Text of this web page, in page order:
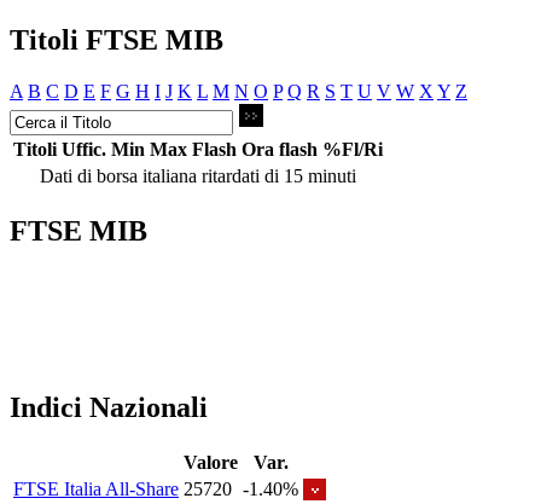
Titoli FTSE MIB
A B C D E F G H I J K L M N O P Q R S T U V W X Y Z
Titoli Uffic. Min Max Flash Ora flash %Fl/Ri
Dati di borsa italiana ritardati di 15 minuti
FTSE MIB
Indici Nazionali
Valore
Var.
FTSE Italia All-Share 25720 -1.40%